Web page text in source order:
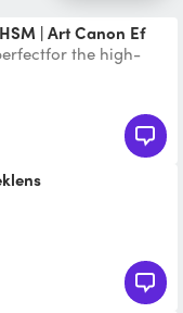
| Art Canon Ef
the high-